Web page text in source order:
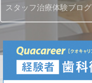
スタッフ治療体験ブログ